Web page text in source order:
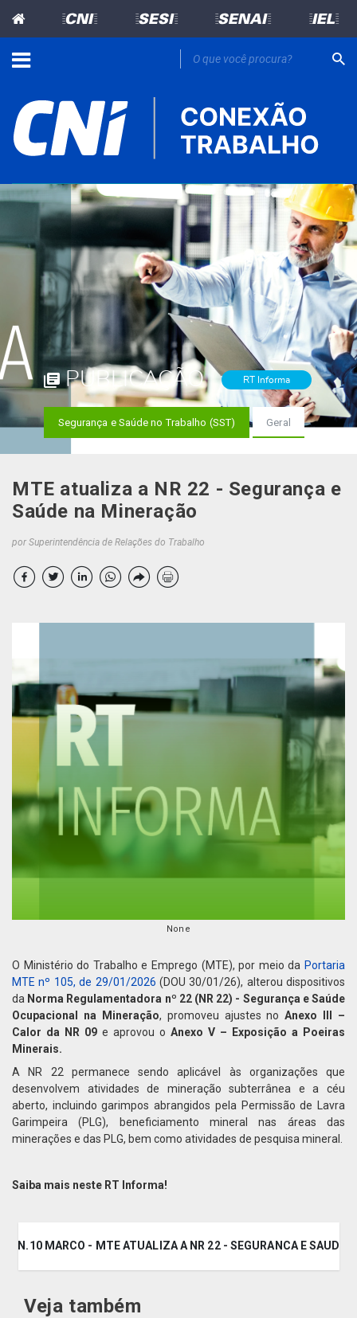
=CNI= =SESI= =SENAI= =IEL=
PUBLICAÇÃO RT Informa
Segurança e Saúde no Trabalho (SST) Geral
MTE atualiza a NR 22 - Segurança e
Saúde na Mineração
por Superintendência de Relações do Trabalho
None
O Ministério do Trabalho e Emprego (MTE), por meio da Portaria
MTE nº 105, de 29/01/2026 (DOU 30/01/26), alterou dispositivos
da Norma Regulamentadora nº 22 (NR 22) - Segurança e Saúde
Ocupacional na Mineração, promoveu ajustes noAnexo III –
Calor da NR 09 e aprovou o Anexo V – Exposição a Poeiras
Minerais.
A NR 22 permanece sendo aplicável às organizações que
desenvolvem atividades de mineração subterrânea e a céu
aberto, incluindo garimpos abrangidos pela Permissão de Lavra
Garimpeira (PLG), beneficiamento mineral nas áreas das
minerações e das PLG, bem como atividades de pesquisa mineral.
Saiba mais neste RT Informa!
- N.10 MARCO - MTE ATUALIZA A NR 22 - SEGURANCA E SAUDE
Veja também